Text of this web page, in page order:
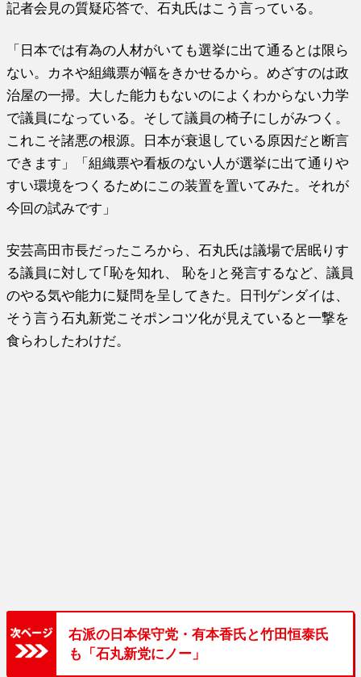
記者会見の質疑応答で、石丸氏はこう言っている。
「日本では有為の人材がいても選挙に出て通るとは限ら
ない。カネや組織票が幅をきかせるから。めざすのは政
治屋の一掃。大した能力もないのによくわからない力学
で議員になっている。そして議員の椅子にしがみつく。
これこそ諸悪の根源。日本が衰退している原因だと断言
できます」「組織票や看板のない人が選挙に出て通りや
すい環境をつくるためにこの装置を置いてみた。それが
今回の試みです」
安芸高田市長だったころから、石丸氏は議場で居眠りす
る議員に対して｢恥を知れ、 恥を｣と発言するなど、議員
のやる気や能力に疑問を呈してきた。日刊ゲンダイは、
そう言う石丸新党こそポンコツ化が見えていると一撃を
食らわしたわけだ。
右派の日本保守党・有本香氏と竹田恒泰氏
も「石丸新党にノー」